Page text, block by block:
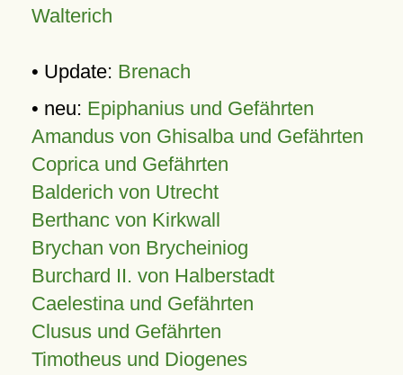
Walterich
• Update: Brenach
• neu: Epiphanius und Gefährten
Amandus von Ghisalba und Gefährten
Coprica und Gefährten
Balderich von Utrecht
Berthanc von Kirkwall
Brychan von Brycheiniog
Burchard II. von Halberstadt
Caelestina und Gefährten
Clusus und Gefährten
Timotheus und Diogenes